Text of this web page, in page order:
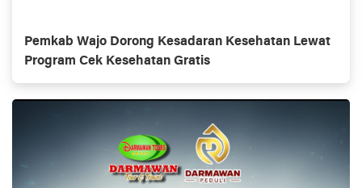
Pemkab Wajo Dorong Kesadaran Kesehatan Lewat
Program Cek Kesehatan Gratis